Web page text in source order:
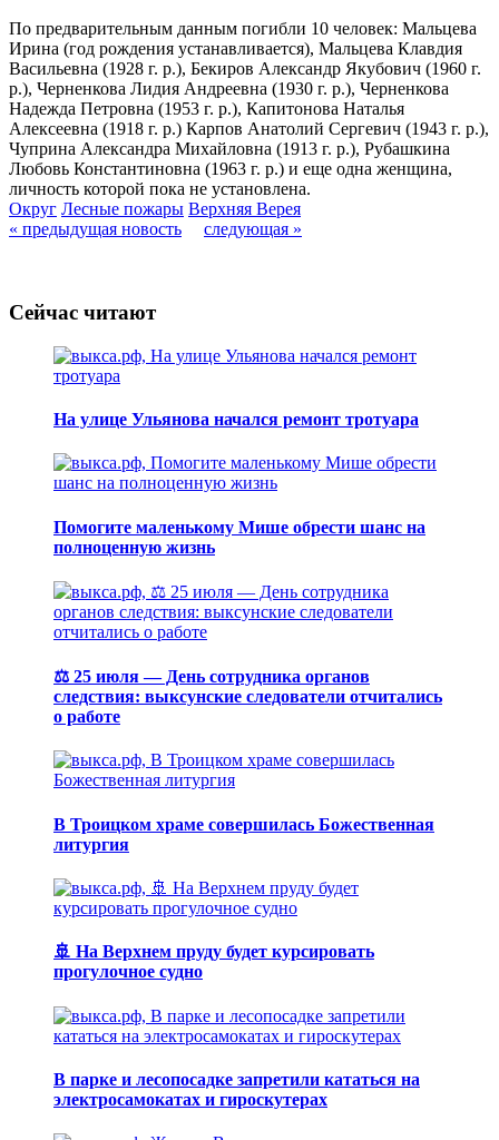
По предварительным данным погибли 10 человек: Мальцева
Ирина (год рождения устанавливается), Мальцева Клавдия
Васильевна (1928 г. р.), Бекиров Александр Якубович (1960 г.
р.), Черненкова Лидия Андреевна (1930 г. р.), Черненкова
Надежда Петровна (1953 г. р.), Капитонова Наталья
Алексеевна (1918 г. р.) Карпов Анатолий Сергевич (1943 г. р.),
Чуприна Александра Михайловна (1913 г. р.), Рубашкина
Любовь Константиновна (1963 г. р.) и еще одна женщина,
личность которой пока не установлена.
Округ Лесные пожары Верхняя Верея
« предыдущая новость
следующая »
Сейчас читают
На улице Ульянова начался ремонт тротуара
Помогите маленькому Мише обрести шанс на
полноценную жизнь
⚖️ 25 июля — День сотрудника органов
следствия: выксунские следователи отчитались
о работе
В Троицком храме совершилась Божественная
литургия
🚢 На Верхнем пруду будет курсировать
прогулочное судно
В парке и лесопосадке запретили кататься на
электросамокатах и гироскутерах